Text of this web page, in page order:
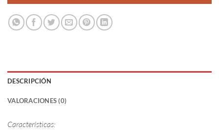
DESCRIPCIÓN
VALORACIONES (0)
Características: